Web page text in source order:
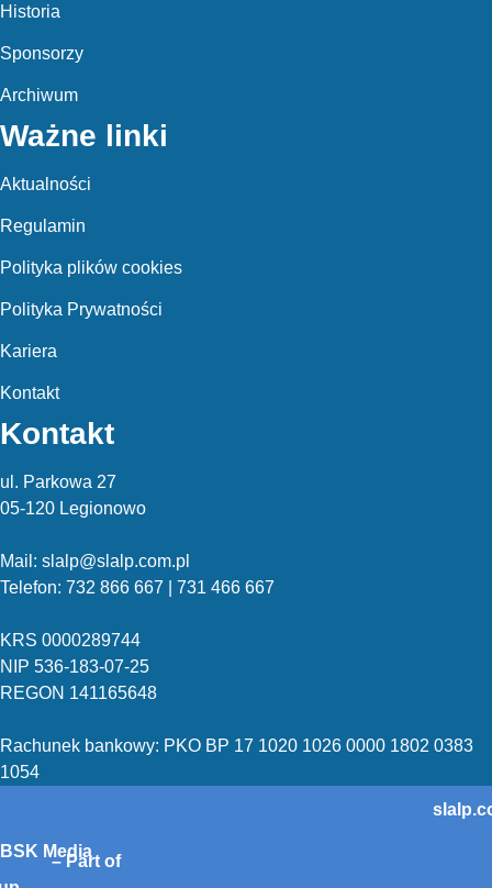
Historia
Sponsorzy
Archiwum
Ważne linki
Aktualności
Regulamin
Polityka plików cookies
Polityka Prywatności
Kariera
Kontakt
Kontakt
ul. Parkowa 27
05-120 Legionowo
Mail: slalp@slalp.com.pl
Telefon: 732 866 667 | 731 466 667
KRS 0000289744
NIP 536-183-07-25
REGON 141165648
Rachunek bankowy: PKO BP 17 1020 1026 0000 1802 0383
1054
BSK Media
– Part of